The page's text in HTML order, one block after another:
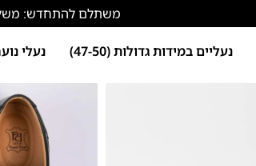
משתלם להתחדש: משלוח חינם ברכישה
נעליים במידות גדולות (47-50) נעלי